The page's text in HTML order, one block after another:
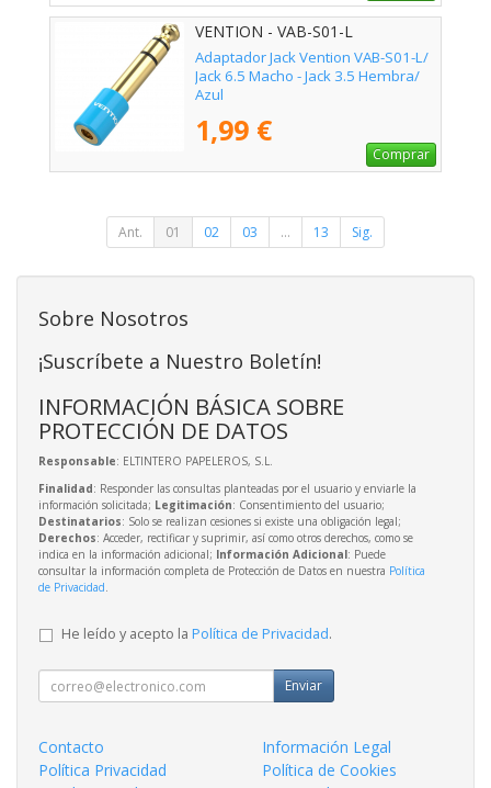
VENTION - VAB-S01-L
Adaptador Jack Vention VAB-S01-L/
Jack 6.5 Macho - Jack 3.5 Hembra/
Azul
1,99 €
Comprar
Ant. 01 02 03 ... 13 Sig.
Sobre Nosotros
¡Suscríbete a Nuestro Boletín!
INFORMACIÓN BÁSICA SOBRE
PROTECCIÓN DE DATOS
Responsable: ELTINTERO PAPELEROS, S.L.
Finalidad: Responder las consultas planteadas por el usuario y enviarle la
información solicitada; Legitimación: Consentimiento del usuario;
Destinatarios: Solo se realizan cesiones si existe una obligación legal;
Derechos: Acceder, rectificar y suprimir, así como otros derechos, como se
indica en la información adicional; Información Adicional: Puede
consultar la información completa de Protección de Datos en nuestra Política
de Privacidad.
He leído y acepto la Política de Privacidad.
Enviar
Contacto
Información Legal
Política Privacidad
Política de Cookies